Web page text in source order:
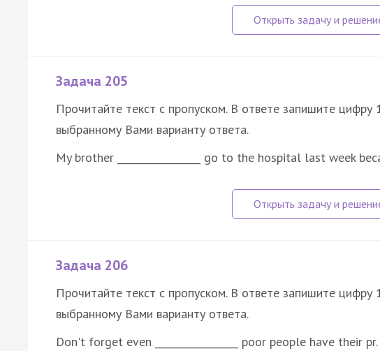
Задача 205
Прочитайте текст с пропуском. В ответе запишите
выбранному Вами варианту ответа.
My brother _________________ go to the hospital last week
Задача 206
Прочитайте текст с пропуском. В ответе запишите
выбранному Вами варианту ответа.
Don't forget even _________________ poor people have their